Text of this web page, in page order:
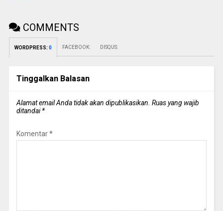
COMMENTS
WORDPRESS: 0 FACEBOOK: DISQUS:
Tinggalkan Balasan
Alamat email Anda tidak akan dipublikasikan. Ruas yang wajib
ditandai*
Komentar*